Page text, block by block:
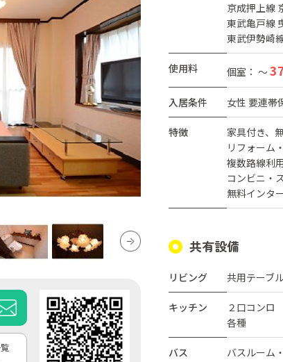
京成押上線
東武亀戸線
東武伊勢崎
使用料 個室： ～
入居条件 女性 要連帯
特徴 家具付き
リフォーム
複数路線利
コンビニ・
無料インタ
共有設備
リビング 共用テーブ
キッチン
２口コンロ
各種
バス バスルーム